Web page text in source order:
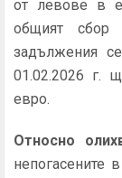
от левове в
общият сбор
задължения
01.02.2026 г.
евро.
Относно